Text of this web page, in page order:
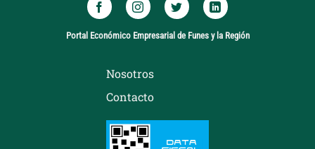
Portal Económico Empresarial de Funes y la Región
Nosotros
Contacto